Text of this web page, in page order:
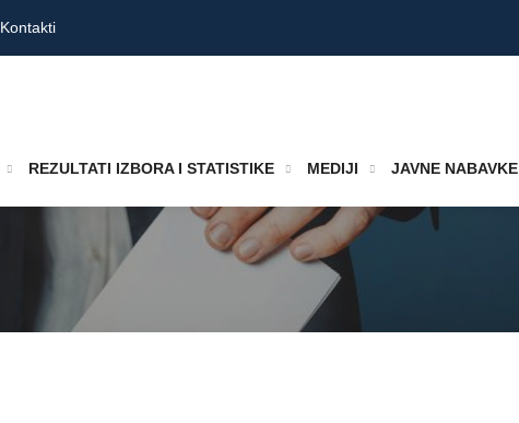
Kontakti
REZULTATI IZBORA I STATISTIKE MEDIJI JAVNE NABAVKE